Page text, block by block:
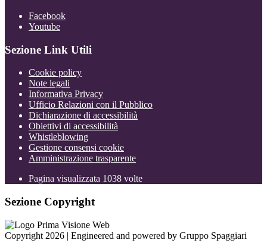
Facebook
Youtube
Sezione Link Utili
Cookie policy
Note legali
Informativa Privacy
Ufficio Relazioni con il Pubblico
Dichiarazione di accessibilità
Obiettivi di accessibilità
Whistleblowing
Gestione consensi cookie
Amministrazione trasparente
Pagina visualizzata 1038 volte
Sezione Copyright
Copyright 2026 | Engineered and powered by Gruppo Spaggiari